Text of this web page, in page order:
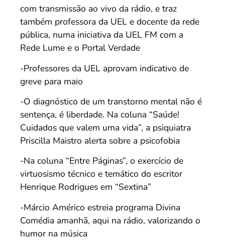
com transmissão ao vivo da rádio, e traz
também professora da UEL e docente da rede
pública, numa iniciativa da UEL FM com a
Rede Lume e o Portal Verdade
-Professores da UEL aprovam indicativo de
greve para maio
-O diagnóstico de um transtorno mental não é
sentença, é liberdade. Na coluna “Saúde!
Cuidados que valem uma vida”, a psiquiatra
Priscilla Maistro alerta sobre a psicofobia
-Na coluna “Entre Páginas”, o exercício de
virtuosismo técnico e temático do escritor
Henrique Rodrigues em “Sextina”
-Márcio Américo estreia programa Divina
Comédia amanhã, aqui na rádio, valorizando o
humor na música